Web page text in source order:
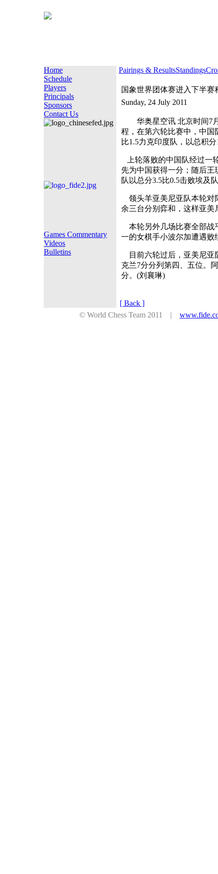
Home
Schedule
Players
Principals
Sponsors
Contact Us
Games Commentary
Videos
Bulletins
Pairings & ResultsStandings
国象世界团体赛进入下半
Sunday, 24 July 2011
华奥星空讯 北京时间7月
程，在第六轮比赛中，中国
比1.5力克印度队，以总积
上轮落败的中国队经过一
先为中国获得一分；随后
队以总分3.5比0.5击败埃及
领头羊亚美尼亚队本轮对
余三台分别弈和，这样亚美
本轮另外几场比赛全部战
一的女棋手小波尔加遭遇败
目前六轮过后，亚美尼亚
克兰7分分列第四、五位。
分。(刘襄琳)
[ Back ]
© World Chess Team 2011 |